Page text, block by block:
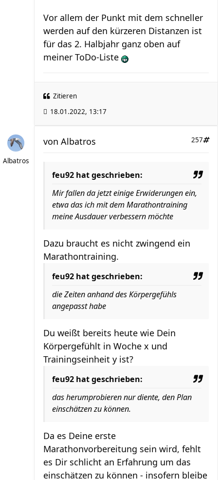
Vor allem der Punkt mit dem schneller
werden auf den kürzeren Distanzen ist
für das 2. Halbjahr ganz oben auf
meiner ToDo-Liste
Zitieren
18.01.2022, 13:17
Albatros
257
von Albatros
feu92 hat geschrieben:
Mir fallen da jetzt einige Erwiderungen ein,
etwa das ich mit dem Marathontraining
meine Ausdauer verbessern möchte
Dazu braucht es nicht zwingend ein
Marathontraining.
feu92 hat geschrieben:
die Zeiten anhand des Körpergefühls
angepasst habe
Du weißt bereits heute wie Dein
Körpergefühlt in Woche x und
Trainingseinheit y ist?
feu92 hat geschrieben:
das herumprobieren nur diente, den Plan
einschätzen zu können.
Da es Deine erste
Marathonvorbereitung sein wird, fehlt
es Dir schlicht an Erfahrung um das
einschätzen zu können - insofern bleibe